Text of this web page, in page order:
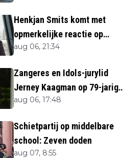
Henkjan Smits komt met
opmerkelijke reactie op
overlijden Jerney Kaagman
aug 06, 21:34
Zangeres en Idols-jurylid
Jerney Kaagman op 79-jarige
leeftijd overleden
aug 06, 17:48
Schietpartij op middelbare
school: Zeven doden
aug 07, 8:55